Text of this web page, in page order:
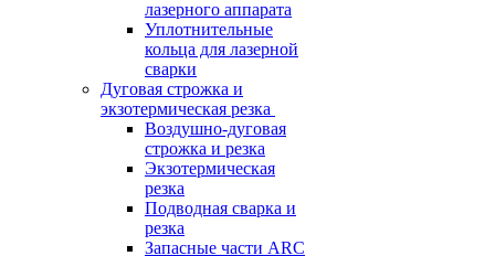
лазерного аппарата
Уплотнительные
кольца для лазерной
сварки
Дуговая строжка и
экзотермическая резка
Воздушно-дуговая
строжка и резка
Экзотермическая
резка
Подводная сварка и
резка
Запасные части ARC